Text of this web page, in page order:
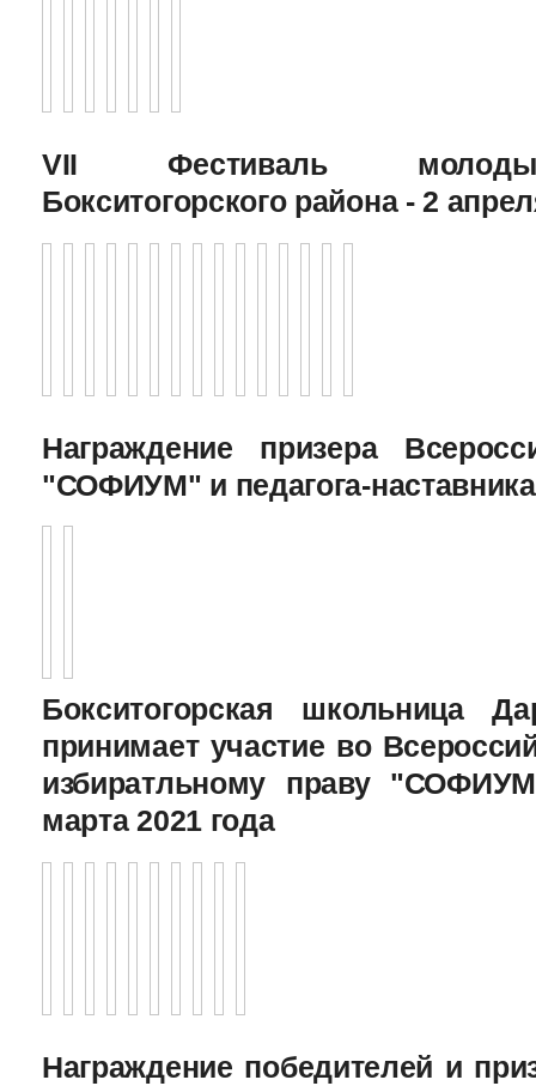
VII Фестиваль
Бокситогорского района - 2
Награждение призера
"СОФИУМ" и педагога-наставника
Бокситогорская школьница
принимает участие во
избиратльному праву
марта 2021 года
Награждение победителей и